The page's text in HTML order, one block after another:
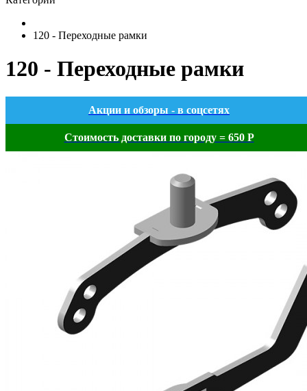
120 - Переходные рамки
120 - Переходные рамки
Акции и обзоры - в соцсетях
Стоимость доставки по городу = 650 Р